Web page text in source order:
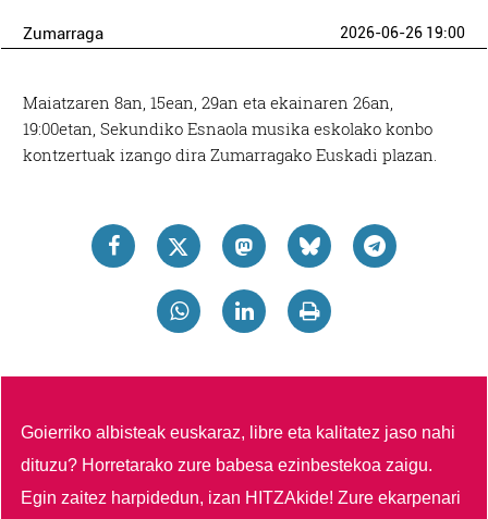
Zumarraga 2026-06-26 19:00
Maiatzaren 8an, 15ean, 29an eta ekainaren 26an,
19:00etan, Sekundiko Esnaola musika eskolako konbo
kontzertuak izango dira Zumarragako Euskadi plazan.
Goierriko albisteak euskaraz, libre eta kalitatez jaso nahi
dituzu? Horretarako zure babesa ezinbestekoa zaigu.
Egin zaitez harpidedun, izan HITZAkide!Zure ekarpenari